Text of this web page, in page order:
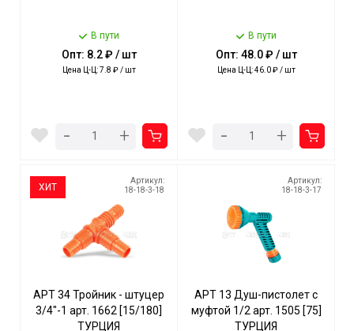
В пути
Опт: 8.2 ₽ / шт
Цена Ц-Ц: 7.8 ₽ / шт
- +
В пути
Опт: 48.0 ₽ / шт
Цена Ц-Ц: 46.0 ₽ / шт
- +
ХИТ
Артикул:
18-18-3-18
АРТ 34 Тройник - штуцер
3/4"-1 арт. 1662 [15/180]
ТУРЦИЯ
Артикул:
18-18-3-17
АРТ 13 Душ-пистолет с
муфтой 1/2 арт. 1505 [75]
ТУРЦИЯ